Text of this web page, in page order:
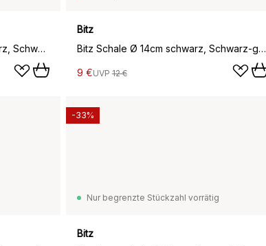
Bitz Pastaschale Ø20cm schwarz, Schwarz-lila
Bitz
Bitz Schale Ø 14cm schwarz, Schwarz-grün
9 €UVP 12 €
Nur begrenzte Stückzahl vorrätig
Bitz
-33%